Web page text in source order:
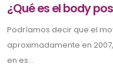
¿Qué es el body
Podríamos decir que el
aproximadamente en
en es...